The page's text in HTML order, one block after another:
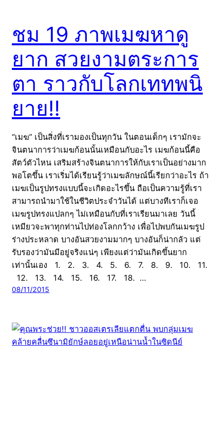
ชม 19 ภาพเมฆหาดู
ยาก สวยงามตระการ
ตา ราวกับโลกเททพนิ
ยาย!!
“เมฆ” เป็นสิ่งที่เรามองเป็นทุกวัน ในตอนเด็กๆ เรามักจะ
จินตนาการว่าเมฆก้อนนั้นเหมือนกับอะไร เมฆก้อนนี้คือ
สัตว์ตัวไหน เสริมสร้างจินตนาการให้กับเราเป็นอย่างมาก
พอโตขึ้น เราเริ่มได้เรียนรู้ว่าเมฆลักษณ์นี้เรียกว่าอะไร ถ้า
เมฆเป็นรูปทรงแบบนี้จะเกิดอะไรขึ้น ถือเป็นความรู้ที่เรา
สามารถนำมาใช้ในชีวิตประจำวันได้ แต่บางทีเราก็เจอ
เมฆรูปทรงแปลกๆ ไม่เหมือนกับที่เราเรียนมาเลย วันนี้
เหมียวจะพาทุกท่านไปท่องโลกกว้าง เพื่อไปพบกันเมฆรูป
ร่างประหลาด บางอันสวยงามมากๆ บางอันก็น่ากลัว แต่
รับรองว่ามันมีอยู่จริงแน่ๆ เพียงแต่ว่ามันเกิดขึ้นยาก
เท่านั้นเอง 1. 2. 3. 4. 5. 6. 7. 8. 9. 10. 11.
12. 13. 14. 15. 16. 17. 18. …
08/11/2015